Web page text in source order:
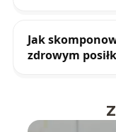
Jak
zdrowym